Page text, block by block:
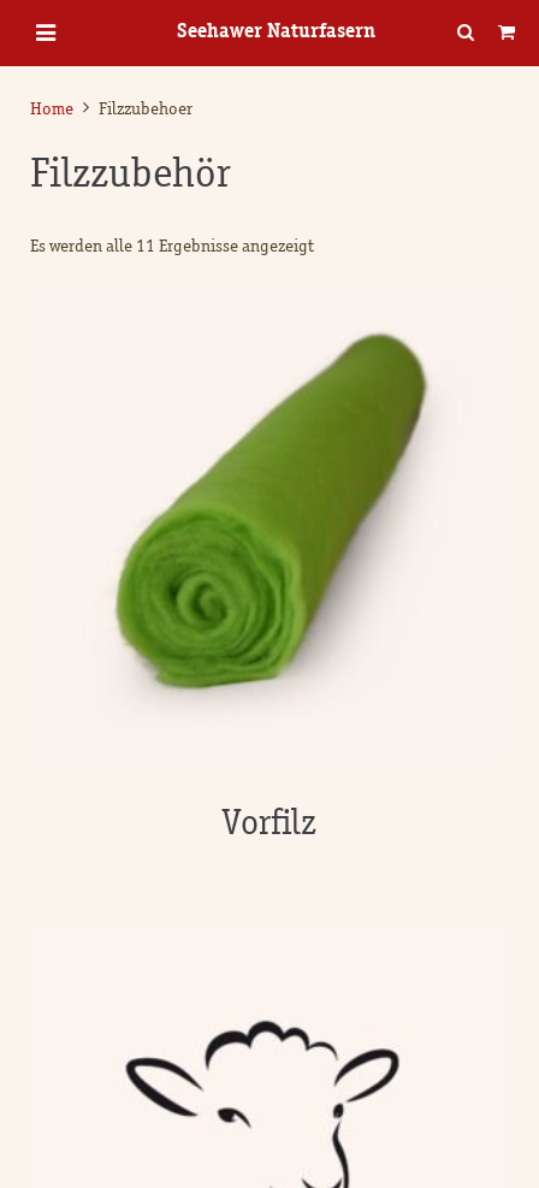
Seehawer Naturfasern
Home Filzzubehoer
Filzzubehör
Es werden alle 11 Ergebnisse angezeigt
Vorfilz